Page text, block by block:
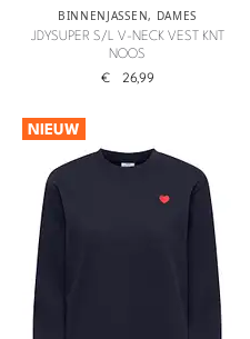
BINNENJASSEN, DAMES
JDYSUPER S/L V-NECK VEST KNT
NOOS
€ 26,99
NIEUW